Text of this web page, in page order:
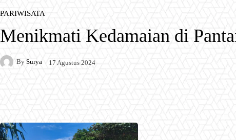
PARIWISATA
Menikmati Kedamaian di
By Surya 17 Agustus 2024